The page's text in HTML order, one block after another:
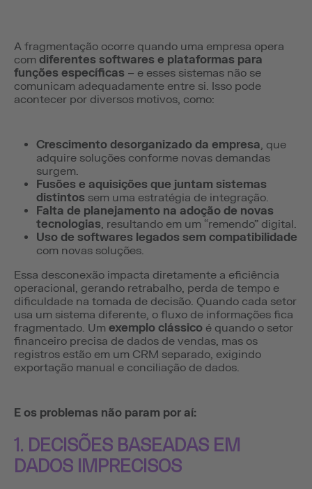
A fragmentação ocorre quando uma empresa opera
com diferentes softwares e plataformas para
funções específicas – e esses sistemas não se
comunicam adequadamente entre si. Isso pode
acontecer por diversos motivos, como:
Crescimento desorganizado da empresa, que
adquire soluções conforme novas demandas
surgem.
Fusões e aquisições que juntam sistemas
distintos sem uma estratégia de integração.
Falta de planejamento na adoção de novas
tecnologias, resultando em um “remendo” digital.
Uso de softwares legados sem compatibilidade
com novas soluções.
Essa desconexão impacta diretamente a eficiência
operacional, gerando retrabalho, perda de tempo e
dificuldade na tomada de decisão. Quando cada setor
usa um sistema diferente, o fluxo de informações fica
fragmentado. Um exemplo clássico é quando o setor
financeiro precisa de dados de vendas, mas os
registros estão em um CRM separado, exigindo
exportação manual e conciliação de dados.
E os problemas não param por aí:
1. DECISÕES BASEADAS EM
DADOS IMPRECISOS